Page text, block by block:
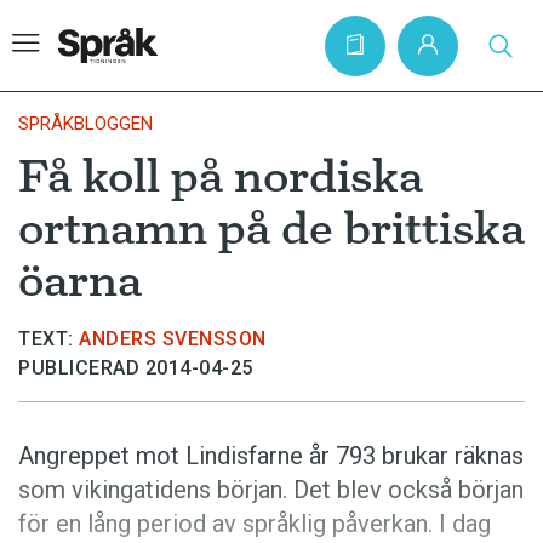
Hem
Artiklar
Krönikor
Språkfrågor
Skrivtips
Kviss
Podden
SPRÅKBLOGGEN
Få koll på nordiska
ortnamn på de brittiska
öarna
TEXT: ANDERS SVENSSON
PUBLICERAD 2014-04-25
Angreppet mot Lindisfarne år 793 brukar räknas
som vikingatidens början. Det blev också början
för en lång period av språklig påverkan. I dag